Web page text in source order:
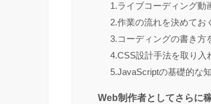
1.ライブコーディング動
2.作業の流れを決めてお
3.コーディングの書き方
4.CSS設計手法を取り入
5.JavaScriptの基礎的な
Web制作者としてさらに